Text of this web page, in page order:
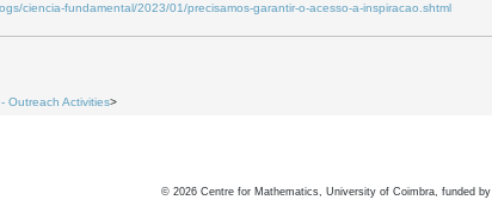
ciencia-fundamental/2023/01/precisamos-garantir-o-acesso-a-inspiracao.shtml
Outreach Activities>
© 2026 Centre for Mathematics, University of Coimbra, funded by